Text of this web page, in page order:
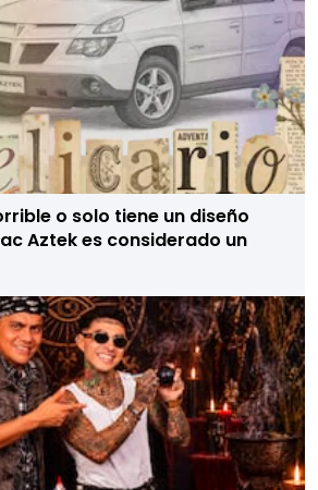
o solo tiene un diseño
Aztek es considerado un